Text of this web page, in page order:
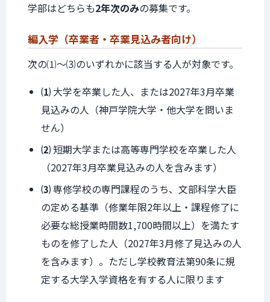
学部はどちらも2年次のみの募集です。
編入学 （卒業者・ 卒業見込み者向け）
次の⑴〜⑶のいずれかに該当する人が対象です。
⑴ 大学を卒業した人、または2027年3月卒業
見込みの人（神戸学院大学・他大学を問いま
せん）
⑵ 短期大学または高等専門学校を卒業した人
（2027年3月卒業見込みの人を含みます）
⑶専修学校の専門課程のうち、文部科学大臣
の定める基準（修業年限2年以上・課程修了に
必要な総授業時間数1,700時間以上）を満たす
ものを修了した人（2027年3月修了見込みの人
を含みます）。ただし学校教育法第90条に規
定する大学入学資格を有する人に限ります